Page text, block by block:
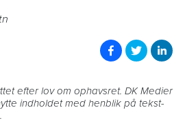
efter lov om ophavsret. DK Medier
indholdet med henblik på tekst-